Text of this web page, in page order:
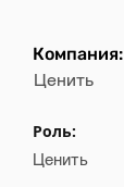
Field
Компания:
Ценить
Роль:
Ценить